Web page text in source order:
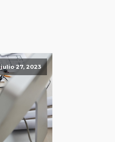
julio 27, 2023